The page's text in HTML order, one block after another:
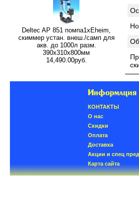
Deltec AP 851 помпа1xEheim,
скиммер устан. внеш./самп для
акв. до 1000л разм.
390х310х800мм
14,490.00руб.
Информация
КОНТАКТЫ
О нас
Скидки
Oплатa
Доставка
Акции и спец
Карта сайта